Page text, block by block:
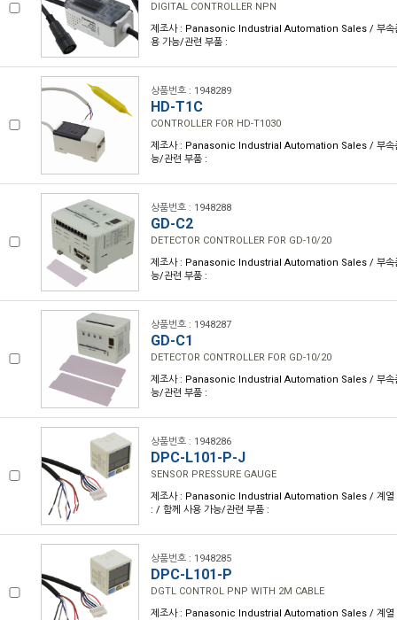
DIGITAL CONTROLLER NPN
제조사 : Panasonic Industrial Automation Sales / 부속
용 가능/관련 부품 :
상품번호 : 1948289
HD-T1C
CONTROLLER FOR HD-T1030
제조사 : Panasonic Industrial Automation Sales / 부속
능/관련 부품 :
상품번호 : 1948288
GD-C2
DETECTOR CONTROLLER FOR GD-10/20
제조사 : Panasonic Industrial Automation Sales / 부속
능/관련 부품 :
상품번호 : 1948287
GD-C1
DETECTOR CONTROLLER FOR GD-10/20
제조사 : Panasonic Industrial Automation Sales / 부속
능/관련 부품 :
상품번호 : 1948286
DPC-L101-P-J
SENSOR PRESSURE GAUGE
제조사 : Panasonic Industrial Automation Sales / 계열
: / 함께 사용 가능/관련 부품 :
상품번호 : 1948285
DPC-L101-P
DGTL CONTROL PNP WITH 2M CABLE
제조사 : Panasonic Industrial Automation Sales / 계열